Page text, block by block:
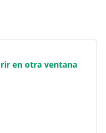
en otra ventana